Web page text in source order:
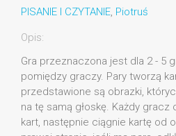
PISANIE I CZYTANIE, Piotruś
Opis:
Gra przeznaczona jest dla 2 - 5
pomiędzy graczy. Pary tworzą
przedstawione są obrazki,
na tę samą głoskę. Każdy gracz
kart, następnie ciągnie kartę od